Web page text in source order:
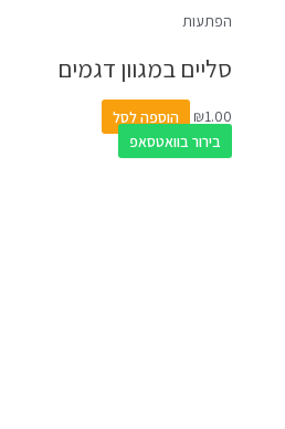
הפתעות
סליים במגוון דגמים
₪1.00
הוספה לסל
בירור בוואטסאפ